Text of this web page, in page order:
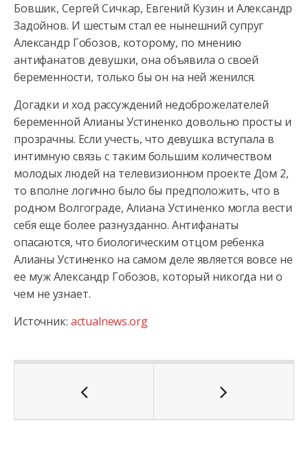
Бовшик, Сергей Сичкар, Евгений Кузин и Александр
Задойнов. И шестым стал ее нынешний супруг
Александр Гобозов, которому, по мнению
антифанатов девушки, она объявила о своей
беременности, только бы он на ней женился.
Догадки и ход рассуждений недоброжелателей
беременной Алианы Устиненко довольно просты и
прозрачны. Если учесть, что девушка вступала в
интимную связь с таким большим количеством
молодых людей на телевизионном проекте Дом 2,
то вполне логично было бы предположить, что в
родном Волгограде, Алиана Устиненко могла вести
себя еще более разнузданно. Антифанаты
опасаются, что биологическим отцом ребенка
Алианы Устиненко на самом деле является вовсе не
ее муж Александр Гобозов, который никогда ни о
чем не узнает.
Источник: actualnews.org